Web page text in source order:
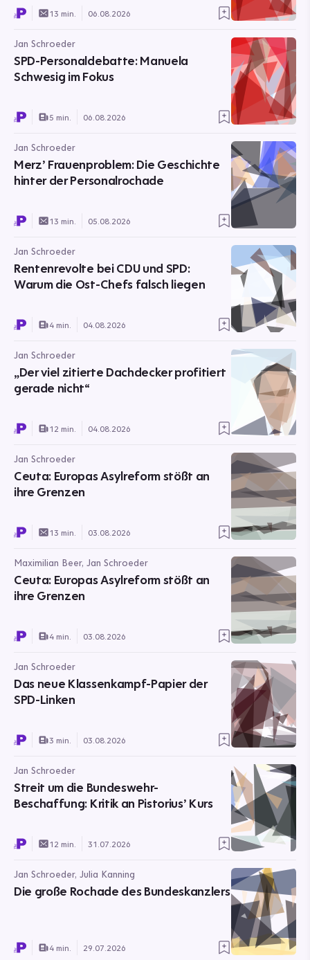
13 min. 06.08.2026
Jan Schroeder
SPD-Personaldebatte: Manuela
Schwesig im Fokus
5 min. 06.08.2026
Jan Schroeder
Merz’ Frauenproblem: Die Geschichte
hinter der Personalrochade
13 min. 05.08.2026
Jan Schroeder
Rentenrevolte bei CDU und SPD:
Warum die Ost-Chefs falsch liegen
4 min. 04.08.2026
Jan Schroeder
„Der viel zitierte Dachdecker profitiert
gerade nicht“
12 min. 04.08.2026
Jan Schroeder
Ceuta: Europas Asylreform stößt an
ihre Grenzen
13 min. 03.08.2026
Maximilian Beer, Jan Schroeder
Ceuta: Europas Asylreform stößt an
ihre Grenzen
4 min. 03.08.2026
Jan Schroeder
Das neue Klassenkampf-Papier der
SPD-Linken
3 min. 03.08.2026
Jan Schroeder
Streit um die Bundeswehr-
Beschaffung: Kritik an Pistorius’ Kurs
12 min. 31.07.2026
Jan Schroeder, Julia Kanning
Die große Rochade des Bundeskanzlers
4 min. 29.07.2026